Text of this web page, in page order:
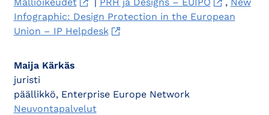
Mallioikeudet
| PRH ja Designs – EUIPO , New
Infographic: Design Protection in the European
Union – IP Helpdesk
Maija Kärkäs
juristi
päällikkö, Enterprise Europe Network
Neuvontapalvelut